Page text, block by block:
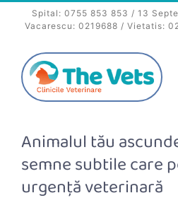
Spital: 0755 853 853 / 13
Vacarescu: 0219688 / Vietatis:
Animalul tău
semne subtile care
urgență veterinară